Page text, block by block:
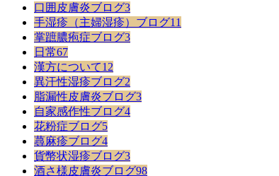
口囲皮膚炎ブログ3
手湿疹（主婦湿疹）ブログ11
掌蹠膿疱症ブログ3
日常67
漢方について12
異汗性湿疹ブログ2
脂漏性皮膚炎ブログ3
自家感作性ブログ4
花粉症ブログ5
蕁麻疹ブログ4
貨幣状湿疹ブログ3
酒さ様皮膚炎ブログ98